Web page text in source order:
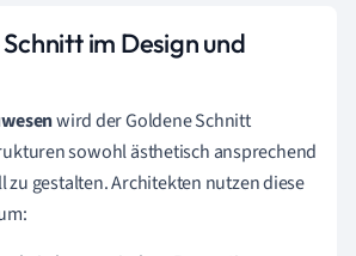
im Design und
wird der Goldene Schnitt
sowohl ästhetisch ansprechend
zu gestalten. Architekten nutzen diese